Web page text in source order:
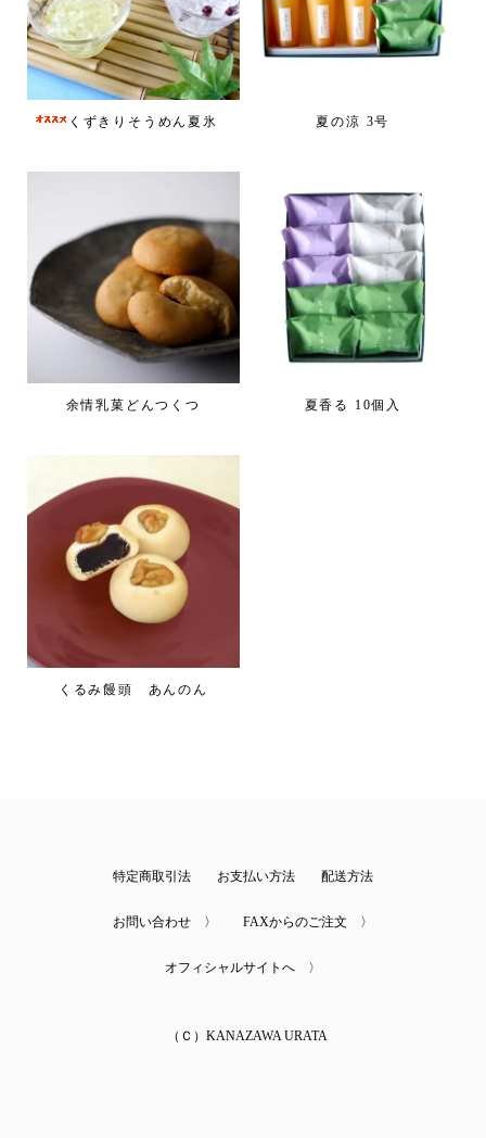
くずきりそうめん夏氷 夏の涼 3号
余情乳菓どんつくつ 夏香る 10個入
くるみ饅頭 あんのん
特定商取引法 お支払い方法 配送方法
お問い合わせ 〉 FAXからのご注文 〉
オフィシャルサイトへ 〉
（Ｃ）KANAZAWA URATA